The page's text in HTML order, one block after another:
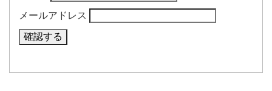
メールアドレス